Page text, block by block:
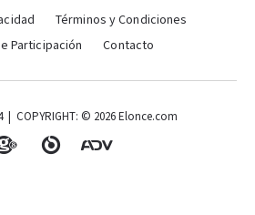
Términos y Condiciones
Participación
Contacto
| COPYRIGHT: © 2026 Elonce.com